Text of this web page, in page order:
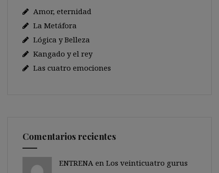
Amor, eternidad
La Metáfora
Lógica y Belleza
Kangado y el rey
Las cuatro emociones
Comentarios recientes
ENTRENA en Los veinticuatro gurus